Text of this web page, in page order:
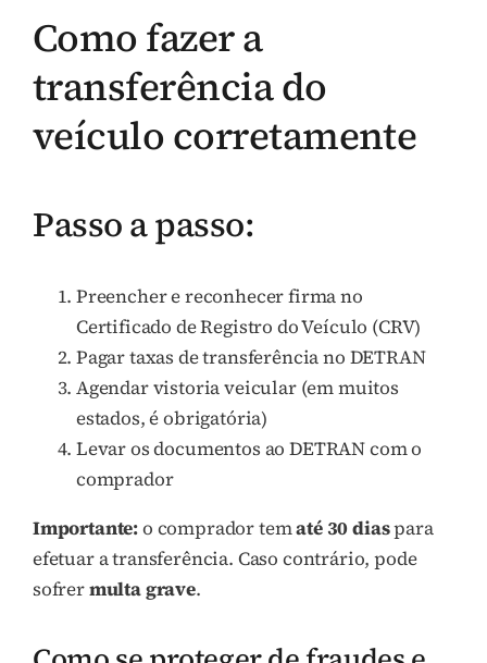
Como fazer a
transferência do
veículo corretamente
Passo a passo:
Preencher e reconhecer firma no
Certificado de Registro do Veículo (CRV)
Pagar taxas de transferência no DETRAN
Agendar vistoria veicular (em muitos
estados, é obrigatória)
Levar os documentos ao DETRAN com o
comprador
Importante:o comprador tematé 30 diaspara
efetuar a transferência. Caso contrário, pode
sofrermulta grave.